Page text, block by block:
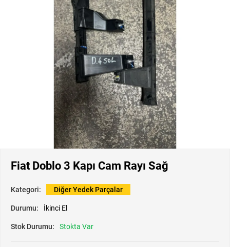
Fiat Doblo 3 Kapı Cam Rayı Sağ
Kategori: Diğer Yedek Parçalar
Durumu: İkinci El
Stok Durumu: Stokta Var